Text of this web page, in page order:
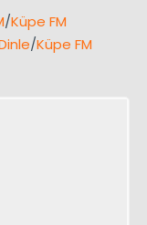
/Küpe FM
/Küpe FM